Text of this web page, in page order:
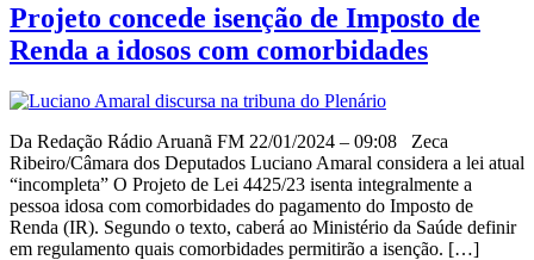
Projeto concede isenção de Imposto de
Renda a idosos com comorbidades
Da Redação Rádio Aruanã FM 22/01/2024 – 09:08 Zeca
Ribeiro/Câmara dos Deputados Luciano Amaral considera a lei atual
“incompleta” O Projeto de Lei 4425/23 isenta integralmente a
pessoa idosa com comorbidades do pagamento do Imposto de
Renda (IR). Segundo o texto, caberá ao Ministério da Saúde definir
em regulamento quais comorbidades permitirão a isenção. […]